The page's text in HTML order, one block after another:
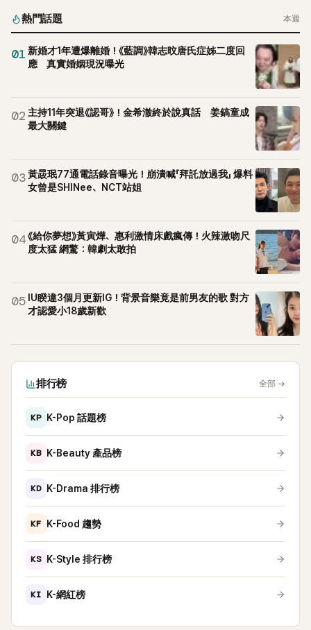
熱門話題 本週
01 新婚才1年遭爆離婚！《藍調》韓志旼唐氏症姊二度回
應 真實婚姻現況曝光
02 主持11年突退《認哥》！金希澈終於說真話 姜鎬童成
最大關鍵
03黃晸珉77通電話錄音曝光！崩潰喊「拜託放過我」 爆料
女曾是SHINee、NCT站姐
04《給你夢想》黃寅燁、惠利激情床戲瘋傳！火辣激吻尺
度太猛 網驚：韓劇太敢拍
05 IU睽違3個月更新IG！背景音樂竟是前男友的歌 對方
才認愛小18歲新歡
排行榜 全部 →
KP K-Pop 話題榜
KB K-Beauty 產品榜
KD K-Drama 排行榜
KF K-Food 趨勢
KS K-Style 排行榜
KI K-網紅榜